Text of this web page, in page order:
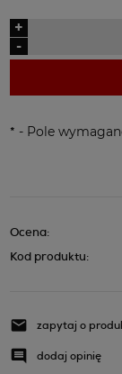
-
+
* - Pole
Ocena:
Kod produktu:
zapytaj o
dodaj opinię